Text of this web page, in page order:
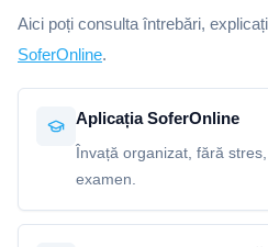
Aici poți consulta întrebări,
SoferOnline.
Aplicația SoferOnline
Învață organizat, fără
examen.